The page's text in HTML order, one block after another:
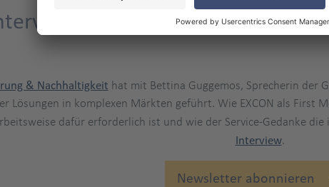
mit EXCON-
& Nachhaltigkeit hat mit Bettina Guggemos, Sprecherin der
Lösungen in komplexen Märkten geführt. Wie EXCON als First
dafür erforderlich ist und wie der Service-Gedanke
Interview.
Newsletter abonnieren